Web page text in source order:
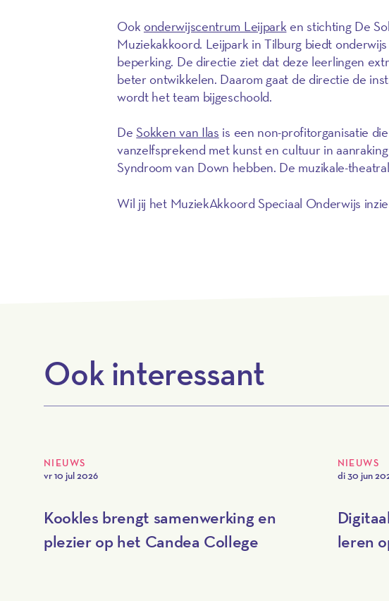
Ook onderwijscentrum Leijpark en stichting De
Muziekakkoord. Leijpark in Tilburg biedt
beperking. De directie ziet dat deze leerlingen
beter ontwikkelen. Daarom gaat de directie de
wordt het team bijgeschoold.
DeSokken van Ilas is een non-profitorganisatie
vanzelfsprekend met kunst en cultuur in
Syndroom van Down hebben. De muzikale-
Wil jij het MuziekAkkoord Speciaal Onderwijs
Ook interessant
NIEUWS
vr 10 jul 2026
Kookles brengt samenwerking en
plezier op het Candea College
NIEUWS
di 30 jun
leren